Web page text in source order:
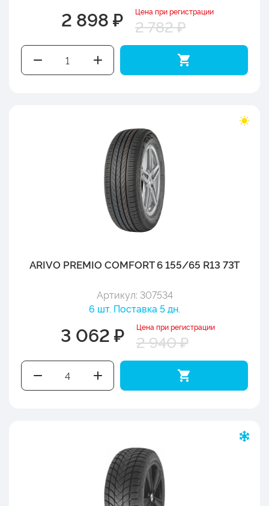
2 898 ₽ Цена при регистрации
2 782 ₽
ARIVO PREMIO COMFORT 6 155/65 R13 73T
Артикул: 307534
6 шт. Поставка 5 дн.
3 062 ₽ Цена при регистрации
2 940 ₽